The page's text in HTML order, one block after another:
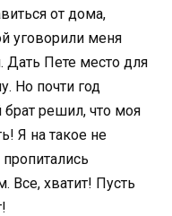
от дома,
уговорили меня
Пете место для
Но почти год
решил, что моя
Я на такое не
хватит! Пусть